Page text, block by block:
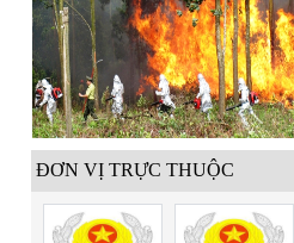
ĐƠN VỊ TRỰC THUỘC